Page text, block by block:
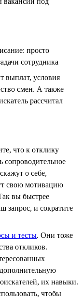
просто
сотрудника
выплат, условия
смен. А также
рассчитал
что к отклику
о себе,
свою мотивацию
вы быстрее
запрос, и сократите
и тесты. Они тоже
откликов.
их навыки.
чтобы